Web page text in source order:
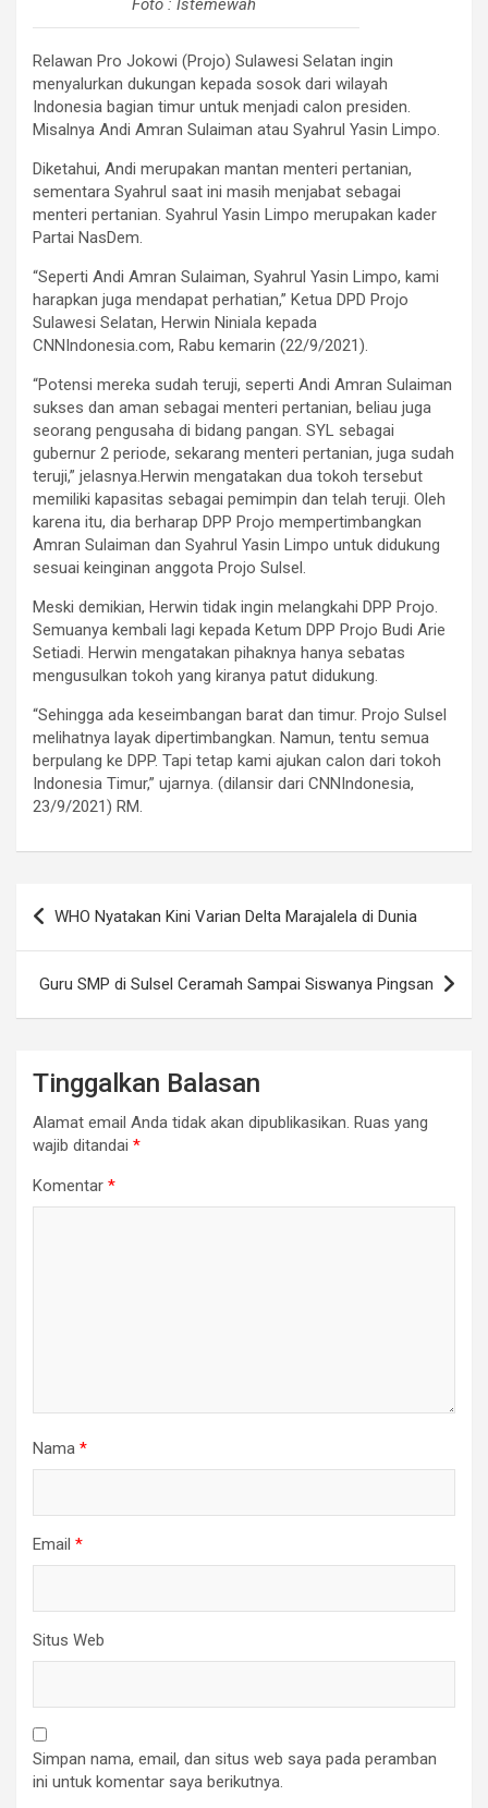
Foto : Istemewah
Relawan Pro Jokowi (Projo) Sulawesi Selatan ingin
menyalurkan dukungan kepada sosok dari wilayah
Indonesia bagian timur untuk menjadi calon presiden.
Misalnya Andi Amran Sulaiman atau Syahrul Yasin Limpo.
Diketahui, Andi merupakan mantan menteri pertanian,
sementara Syahrul saat ini masih menjabat sebagai
menteri pertanian. Syahrul Yasin Limpo merupakan kader
Partai NasDem.
“Seperti Andi Amran Sulaiman, Syahrul Yasin Limpo, kami
harapkan juga mendapat perhatian,” Ketua DPD Projo
Sulawesi Selatan, Herwin Niniala kepada
CNNIndonesia.com, Rabu kemarin (22/9/2021).
“Potensi mereka sudah teruji, seperti Andi Amran Sulaiman
sukses dan aman sebagai menteri pertanian, beliau juga
seorang pengusaha di bidang pangan. SYL sebagai
gubernur 2 periode, sekarang menteri pertanian, juga sudah
teruji,” jelasnya.Herwin mengatakan dua tokoh tersebut
memiliki kapasitas sebagai pemimpin dan telah teruji. Oleh
karena itu, dia berharap DPP Projo mempertimbangkan
Amran Sulaiman dan Syahrul Yasin Limpo untuk didukung
sesuai keinginan anggota Projo Sulsel.
Meski demikian, Herwin tidak ingin melangkahi DPP Projo.
Semuanya kembali lagi kepada Ketum DPP Projo Budi Arie
Setiadi. Herwin mengatakan pihaknya hanya sebatas
mengusulkan tokoh yang kiranya patut didukung.
“Sehingga ada keseimbangan barat dan timur. Projo Sulsel
melihatnya layak dipertimbangkan. Namun, tentu semua
berpulang ke DPP. Tapi tetap kami ajukan calon dari tokoh
Indonesia Timur,” ujarnya. (dilansir dari CNNIndonesia,
23/9/2021) RM.
Navigasi
pos
WHO Nyatakan Kini Varian Delta Marajalela di Dunia
Guru SMP di Sulsel Ceramah Sampai Siswanya Pingsan
Tinggalkan Balasan
Alamat email Anda tidak akan dipublikasikan. Ruas yang
wajib ditandai *
Komentar *
Nama *
Email *
Situs Web
Simpan nama, email, dan situs web saya pada peramban
ini untuk komentar saya berikutnya.